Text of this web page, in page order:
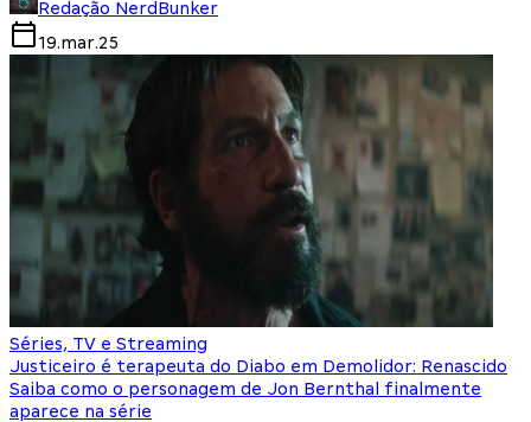
Redação NerdBunker
19.mar.25
Séries, TV e Streaming
Justiceiro é terapeuta do Diabo em Demolidor: Renascido
Saiba como o personagem de Jon Bernthal finalmente
aparece na série